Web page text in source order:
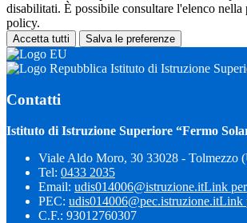
disabilitati. È possibile consultare l'elenco nella
policy.
Accetta tutti Salva le preferenze
Istituto di Istruzione
Contatti
Istituto di Istruzione Superiore “Fermo
Viale Aldo Moro, 30 33028 - Tolmezzo
Tel: 0433 2035
Email: udis014006@istruzione.itLink
PEC: udis014006@pec.istruzione.itLink
C.F.: 93012760307